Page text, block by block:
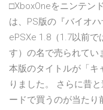
□XboxOneをニンテン
は、PS版の『バイオ
ePSXe 1.8（1.7以前
す）の名で売られてい
本版のタイトルが「キ
りました。 さらに昔
ードで買うのが当たり